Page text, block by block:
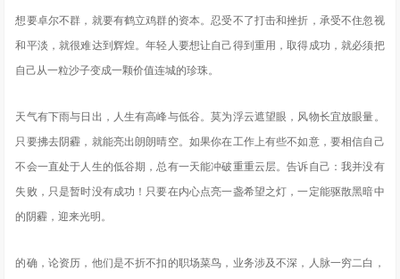
想要卓尔不群，就要有鹤立鸡群的资本。忍受不了打击和挫折，承受不住忽视
和平淡，就很难达到辉煌。年轻人要想让自己得到重用，取得成功，就必须把
自己从一粒沙子变成一颗价值连城的珍珠。
天气有下雨与日出，人生有高峰与低谷。莫为浮云遮望眼，风物长宜放眼量。
只要拂去阴霾，就能亮出朗朗晴空。如果你在工作上有些不如意，要相信自己
不会一直处于人生的低谷期，总有一天能冲破重重云层。告诉自己：我并没有
失败，只是暂时没有成功！只要在内心点亮一盏希望之灯，一定能驱散黑暗中
的阴霾，迎来光明。
的确，论资历，他们是不折不扣的职场菜鸟，业务涉及不深，人脉一穷二白，